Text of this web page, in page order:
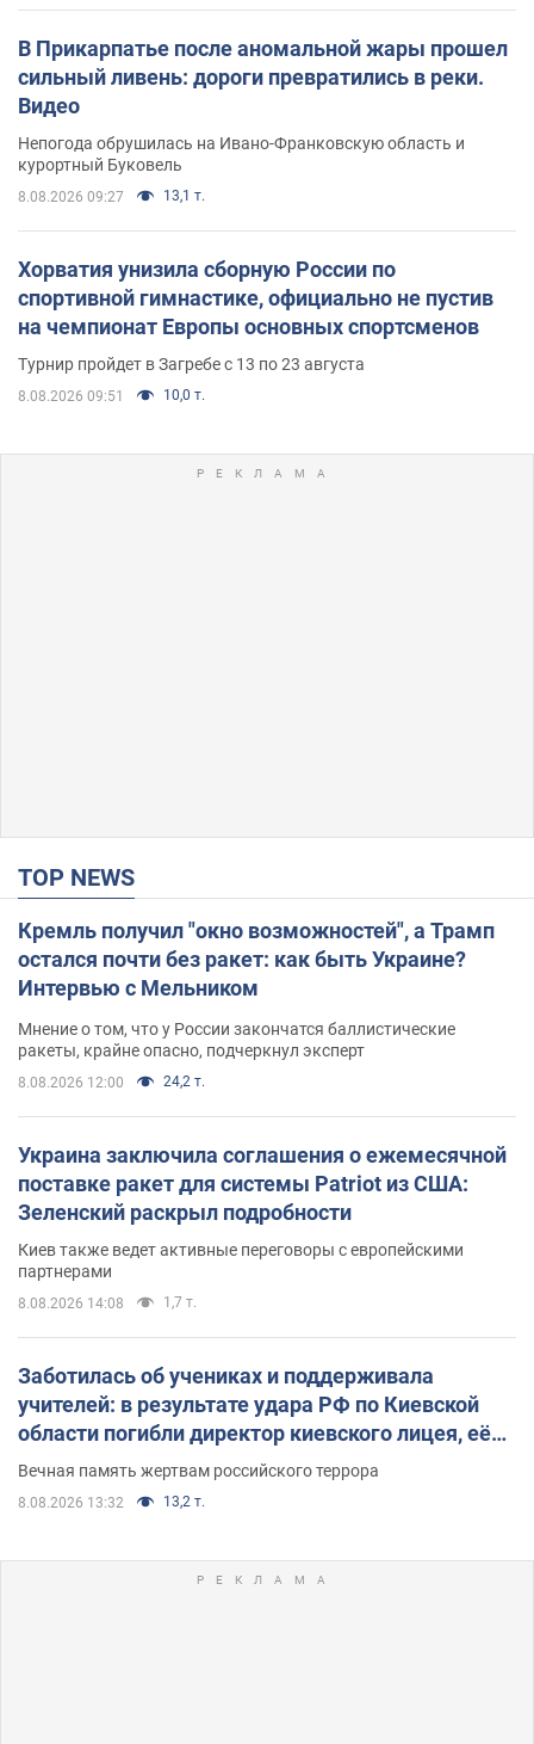
В Прикарпатье после аномальной жары прошел
сильный ливень: дороги превратились в реки.
Видео
Непогода обрушилась на Ивано-Франковскую область и
курортный Буковель
8.08.2026 09:27 13,1 т.
Хорватия унизила сборную России по
спортивной гимнастике, официально не пустив
на чемпионат Европы основных спортсменов
Турнир пройдет в Загребе с 13 по 23 августа
8.08.2026 09:51 10,0 т.
TOP NEWS
Кремль получил "окно возможностей", а Трамп
остался почти без ракет: как быть Украине?
Интервью с Мельником
Мнение о том, что у России закончатся баллистические
ракеты, крайне опасно, подчеркнул эксперт
8.08.2026 12:00 24,2 т.
Украина заключила соглашения о ежемесячной
поставке ракет для системы Patriot из США:
Зеленский раскрыл подробности
Киев также ведет активные переговоры с европейскими
партнерами
8.08.2026 14:08 1,7 т.
Заботилась об учениках и поддерживала
учителей: в результате удара РФ по Киевской
области погибли директор киевского лицея, её
муж и внук
Вечная память жертвам российского террора
8.08.2026 13:32 13,2 т.